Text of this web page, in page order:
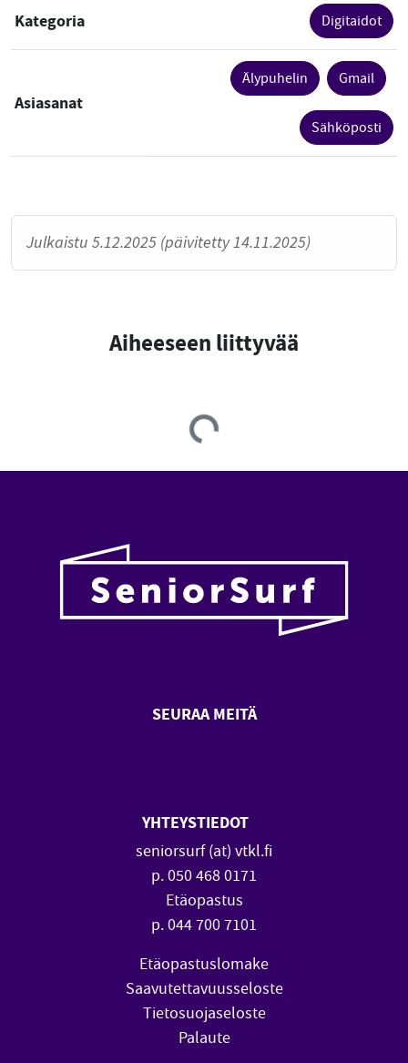
Kategoria Digitaidot
Asiasanat
Älypuhelin Gmail
Sähköposti
Julkaistu 5.12.2025 (päivitetty 14.11.2025)
Aiheeseen liittyvää
Loading...
SEURAA MEITÄ
YHTEYSTIEDOT
seniorsurf (at) vtkl.fi
p. 050 468 0171
Etäopastus
p. 044 700 7101
Etäopastuslomake
Saavutettavuusseloste
Tietosuojaseloste
Palaute